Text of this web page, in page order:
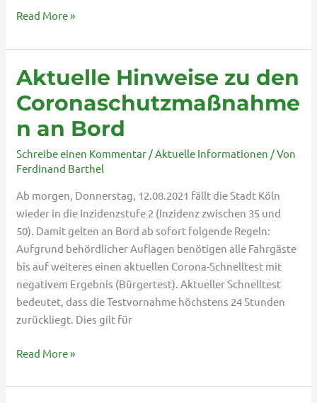
Read More »
Aktuelle Hinweise zu den
Coronaschutzmaßnahme
n an Bord
Schreibe einen Kommentar /Aktuelle Informationen / Von
Ferdinand Barthel
Ab morgen, Donnerstag, 12.08.2021 fällt die Stadt Köln
wieder in die Inzidenzstufe 2 (Inzidenz zwischen 35 und
50). Damit gelten an Bord ab sofort folgende Regeln:
Aufgrund behördlicher Auflagen benötigen alle Fahrgäste
bis auf weiteres einen aktuellen Corona-Schnelltest mit
negativem Ergebnis (Bürgertest). Aktueller Schnelltest
bedeutet, dass die Testvornahme höchstens 24 Stunden
zurückliegt. Dies gilt für
Aktuelle
zu
den
an
Read More »